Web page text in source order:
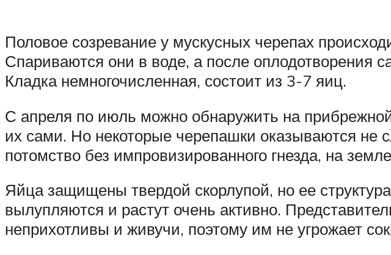
Половое созревание у мускусных черепах
Спариваются они в воде, а после оплодотворения
Кладка немногочисленная, состоит из 3-7 яиц.
С апреля по июль можно обнаружить на
их сами. Но некоторые черепашки оказываются
потомство без импровизированного гнезда, на
Яйца защищены твердой скорлупой, но ее
вылупляются и растут очень активно.
неприхотливы и живучи, поэтому им не угрожает